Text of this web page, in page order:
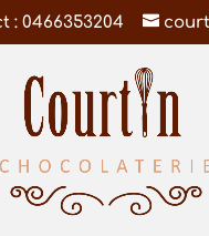
: 0466353204